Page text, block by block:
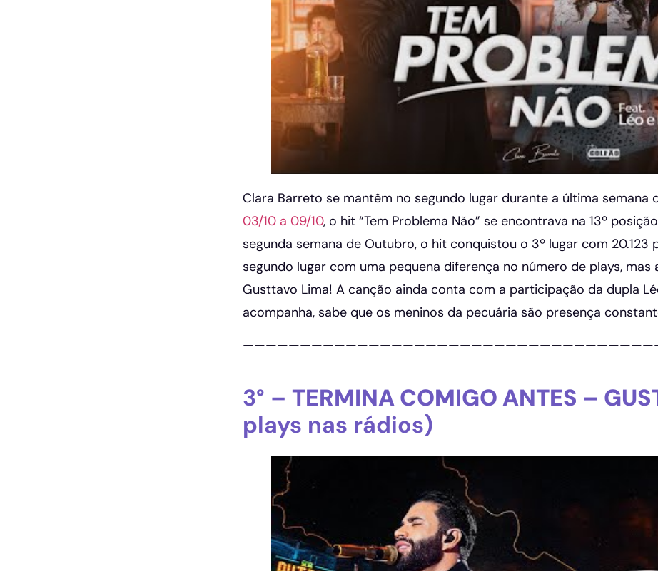
Clara Barreto se mantêm no segundo lugar durante a última semana
03/10 a 09/10, o hit “Tem Problema Não” se encontrava na 13º
segunda semana de Outubro, o hit conquistou o 3º lugar com 20.123
segundo lugar com uma pequena diferença no número de plays,
Gusttavo Lima! A canção ainda conta com a participação da dupla
acompanha, sabe que os meninos da pecuária são presença
3° – TERMINA COMIGO ANTES –
plays nas rádios)